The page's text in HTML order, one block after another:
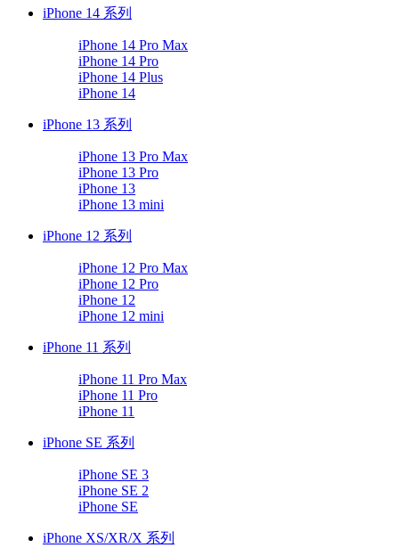
iPhone 14 系列
iPhone 14 Pro Max
iPhone 14 Pro
iPhone 14 Plus
iPhone 14
iPhone 13 系列
iPhone 13 Pro Max
iPhone 13 Pro
iPhone 13
iPhone 13 mini
iPhone 12 系列
iPhone 12 Pro Max
iPhone 12 Pro
iPhone 12
iPhone 12 mini
iPhone 11 系列
iPhone 11 Pro Max
iPhone 11 Pro
iPhone 11
iPhone SE 系列
iPhone SE 3
iPhone SE 2
iPhone SE
iPhone XS/XR/X 系列